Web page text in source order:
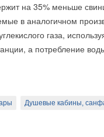
на 35% меньше
в аналогичном
газа,
а потребление
Душевые кабины,